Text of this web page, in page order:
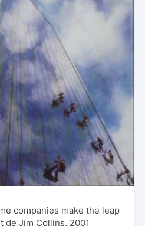
companies make the leap
de Jim Collins, 2001